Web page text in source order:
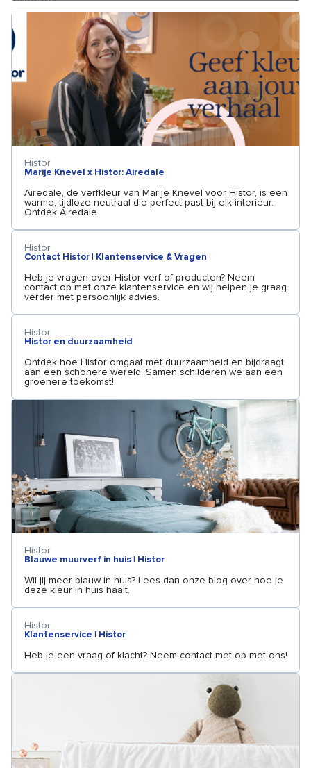
Histor
Marije Knevel x Histor: Airedale
Airedale, de verfkleur van Marije Knevel voor Histor, is een
warme, tijdloze neutraal die perfect past bij elk interieur.
Ontdek Airedale.
Histor
Contact Histor | Klantenservice & Vragen
Heb je vragen over Histor verf of producten? Neem
contact op met onze klantenservice en wij helpen je graag
verder met persoonlijk advies.
Histor
Histor en duurzaamheid
Ontdek hoe Histor omgaat met duurzaamheid en bijdraagt
aan een schonere wereld. Samen schilderen we aan een
groenere toekomst!
Histor
Blauwe muurverf in huis | Histor
Wil jij meer blauw in huis? Lees dan onze blog over hoe je
deze kleur in huis haalt.
Histor
Klantenservice | Histor
Heb je een vraag of klacht? Neem contact met op met ons!